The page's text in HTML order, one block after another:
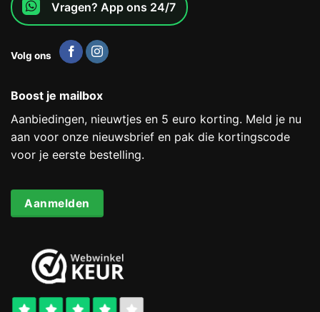
Vragen? App ons 24/7
Volg ons
Boost je mailbox
Aanbiedingen, nieuwtjes en 5 euro korting. Meld je nu
aan voor onze nieuwsbrief en pak die kortingscode
voor je eerste bestelling.
Aanmelden